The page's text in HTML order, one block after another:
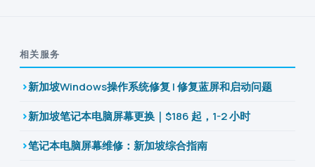
相关服务
新加坡Windows操作系统修复 | 修复蓝屏和启动问题
新加坡笔记本电脑屏幕更换｜$186 起，1-2 小时
笔记本电脑屏幕维修：新加坡综合指南